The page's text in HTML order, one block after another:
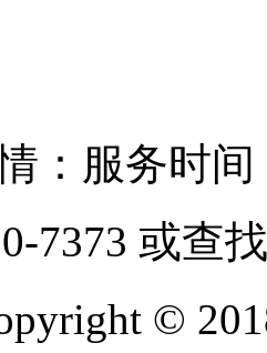
：服务时间
7373 或查
©